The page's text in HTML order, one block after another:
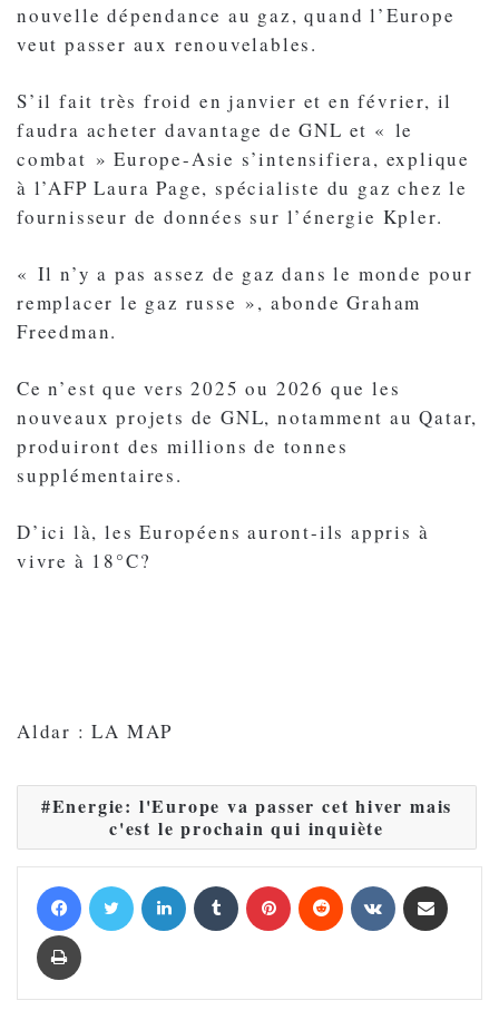
nouvelle dépendance au gaz, quand l’Europe
veut passer aux renouvelables.
S’il fait très froid en janvier et en février, il
faudra acheter davantage de GNL et « le
combat » Europe-Asie s’intensifiera, explique
à l’AFP Laura Page, spécialiste du gaz chez le
fournisseur de données sur l’énergie Kpler.
« Il n’y a pas assez de gaz dans le monde pour
remplacer le gaz russe », abonde Graham
Freedman.
Ce n’est que vers 2025 ou 2026 que les
nouveaux projets de GNL, notamment au Qatar,
produiront des millions de tonnes
supplémentaires.
D’ici là, les Européens auront-ils appris à
vivre à 18°C?
Aldar : LA MAP
Energie: l'Europe va passer cet hiver mais
c'est le prochain qui inquiète